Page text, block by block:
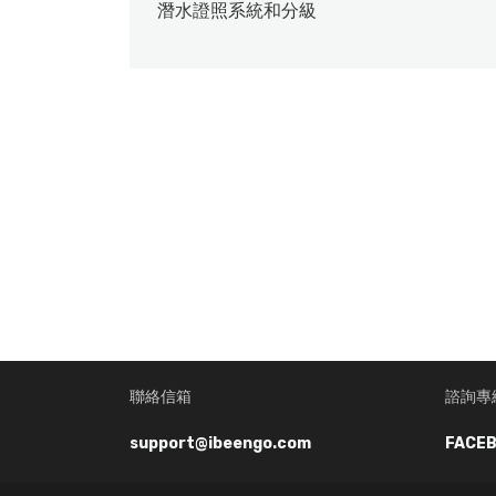
潛水證照系統和分級
聯絡信箱
support@ibeengo.com
諮詢專